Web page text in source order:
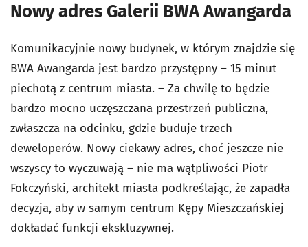
Nowy adres Galerii BWA Awangarda
Komunikacyjnie nowy budynek, w którym znajdzie się
BWA Awangarda jest bardzo przystępny – 15 minut
piechotą z centrum miasta. – Za chwilę to będzie
bardzo mocno uczęszczana przestrzeń publiczna,
zwłaszcza na odcinku, gdzie buduje trzech
deweloperów. Nowy ciekawy adres, choć jeszcze nie
wszyscy to wyczuwają – nie ma wątpliwości Piotr
Fokczyński, architekt miasta podkreślając, że zapadła
decyzja, aby w samym centrum Kępy Mieszczańskiej
dokładać funkcji ekskluzywnej.